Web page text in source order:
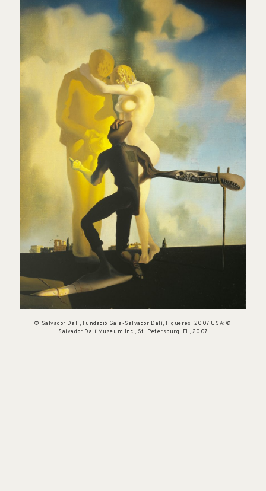
© Salvador Dalí, Fundació Gala-Salvador Dalí, Figueres, 2007 USA: ©
Salvador Dalí Museum Inc., St. Petersburg, FL, 2007